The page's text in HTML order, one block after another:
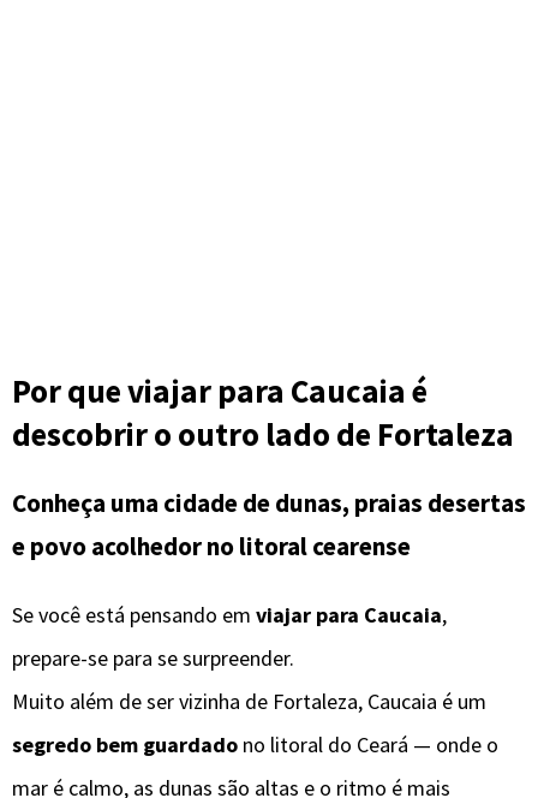
Por que viajar para Caucaia é
descobrir o outro lado de Fortaleza
Conheça uma cidade de dunas, praias desertas
e povo acolhedor no litoral cearense
Se você está pensando em viajar para Caucaia,
prepare-se para se surpreender.
Muito além de ser vizinha de Fortaleza, Caucaia é um
segredo bem guardado no litoral do Ceará — onde o
mar é calmo, as dunas são altas e o ritmo é mais